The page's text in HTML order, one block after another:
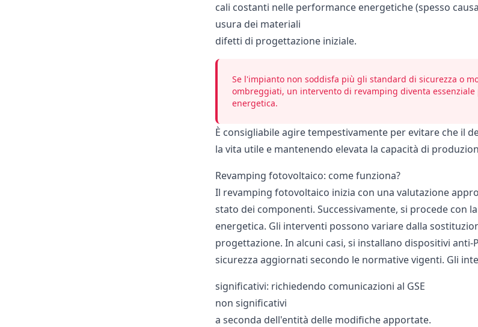
cali costanti nelle performance energetiche (spesso
usura dei materiali
difetti di progettazione iniziale.
Se l'impianto non soddisfa più gli standard di sicurezza o
ombreggiati, un intervento di revamping diventa
energetica.
È consigliabile agire tempestivamente per evitare che
la vita utile e mantenendo elevata la capacità di
Revamping fotovoltaico: come funziona?
Il revamping fotovoltaico inizia con una valutazione
stato dei componenti. Successivamente, si procede con
energetica. Gli interventi possono variare dalla
progettazione. In alcuni casi, si installano dispositivi
sicurezza aggiornati secondo le normative vigenti. Gli
significativi: richiedendo comunicazioni al GSE
non significativi
a seconda dell'entità delle modifiche apportate.